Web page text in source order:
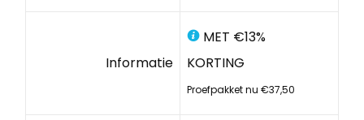
Informatie
MET €13%
KORTING
Proefpakket nu €37,50